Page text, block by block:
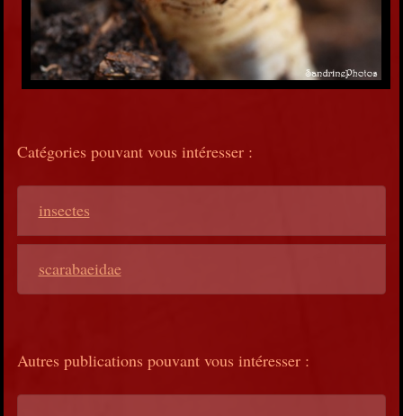
Catégories pouvant vous intéresser :
insectes
scarabaeidae
Autres publications pouvant vous intéresser :